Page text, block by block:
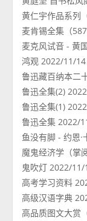
黄仁宇作品系列
麦肯锡全集（
麦克风试音 - 黄
鸿观 2022/11/
鲁迅藏百纳本二
鲁迅全集(2)
鲁迅全集(1)
鲁迅全集 2022/
鱼没有脚 - 约恩
魔鬼经济学（掌
鬼吹灯 2022/
高考学习资料
高级汉语字典
高品质图文大赏